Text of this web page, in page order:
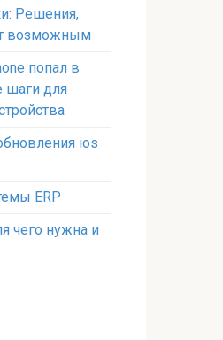
Решения,
возможным
попал в
шаги для
ios
ERP
чего нужна и